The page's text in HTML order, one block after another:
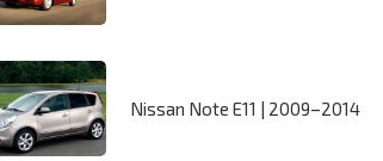
Nissan Note E11 | 2009–2014